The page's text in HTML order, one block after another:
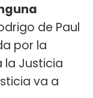
de Paul
por la
la Justicia
va a